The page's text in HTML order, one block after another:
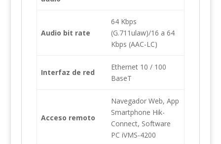
Audio bit rate
64 Kbps
(G.711ulaw)/16 a 64
Kbps (AAC-LC)
Interfaz de red
Ethernet 10 / 100
BaseT
Acceso remoto
Navegador Web, App
Smartphone Hik-
Connect, Software
PC iVMS-4200